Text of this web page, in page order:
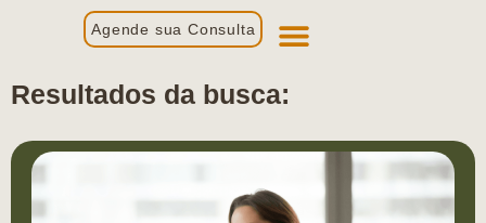
Agende sua Consulta
Resultados da busca: